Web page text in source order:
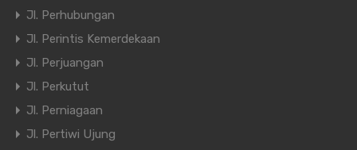
Jl. Perhubungan
Jl. Perintis Kemerdekaan
Jl. Perjuangan
Jl. Perkutut
Jl. Perniagaan
Jl. Pertiwi Ujung